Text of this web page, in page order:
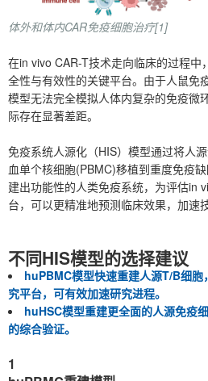
体外和体内CAR免疫细胞治疗[1]
在in vivo CAR-T技术走向临床的过程中
全性与有效性的关键平台。由于人鼠免
模型无法完全模拟人体内复杂的免疫微
际存在显著差距。
免疫系统人源化（HIS）模型通过将人
血单个核细胞(PBMC)移植到重度免疫
建出功能性的人类免疫系统，为评估in
台，可以更精准地预测临床效果，加速
不同HIS模型的选择建议
huPBMC模型快速重建人源T/B细
究平台，可有效加速研究进程。
huHSC模型重建更全面的人源免疫
的综合验证。
1